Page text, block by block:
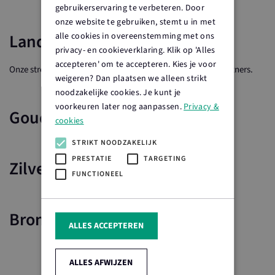
Landelijke partners
Onze streken worden ondersteund door onze landelijke partners.
Gouden partners
Zilveren partners
Bronzen partners
gebruikerservaring te verbeteren. Door
onze website te gebruiken, stemt u in met
alle cookies in overeenstemming met ons
privacy- en cookieverklaring. Klik op 'Alles
accepteren' om te accepteren. Kies je voor
weigeren? Dan plaatsen we alleen strikt
noodzakelijke cookies. Je kunt je
voorkeuren later nog aanpassen. Privacy &
cookies
STRIKT NOODZAKELIJK
PRESTATIE
TARGETING
FUNCTIONEEL
ALLES ACCEPTEREN
ALLES AFWIJZEN